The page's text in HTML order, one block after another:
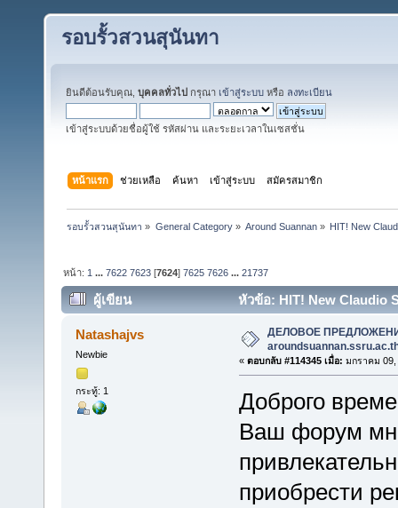
รอบรั้วสวนสุนันทา
ยินดีต้อนรับคุณ, บุคคลทั่วไป กรุณา เข้าสู่ระบบ หรือ ลงทะเบียน
เข้าสู่ระบบด้วยชื่อผู้ใช้ รหัสผ่าน และระยะเวลาในเซสชั่น
หน้าแรก ช่วยเหลือ ค้นหา เข้าสู่ระบบ สมัครสมาชิก
รอบรั้วสวนสุนันทา » General Category» Around Suannan» HIT! New
หน้า: 1 ...7622 7623 [7624]7625 7626 ...21737
ผู้เขียน
หัวข้อ: HIT! New Claudio
Poster Download Full (อ่าน 6865290 ครั้ง)
Natashajvs
Newbie
กระทู้: 1
ДЕЛОВОЕ
« ตอบกลับ #114345 เมื่อ: มกราคม 09,
Доброго
Ваш форум
приобрести